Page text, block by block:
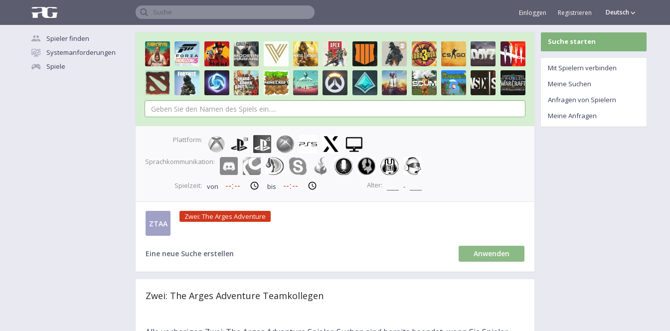
Suche Deutsch
Einloggen Registrieren
Spieler finden
Systemanforderungen
Spiele
Plattform:
Sprachkommunikation:
Spielzeit: von bis Alter: -
ZTAA
Zwei: The Arges Adventure
Anwenden
Eine neue Suche erstellen
Zwei: The Arges Adventure Teamkollegen
Suche starten
Mit Spielern verbinden
Meine Suchen
Anfragen von Spielern
Meine Anfragen